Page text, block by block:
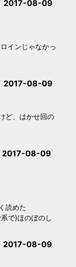
2017-08-09
インじゃなかっ
2017-08-09
ど、はかせ回の
2017-08-09
読めた
で)ほのぼのし
2017-08-09